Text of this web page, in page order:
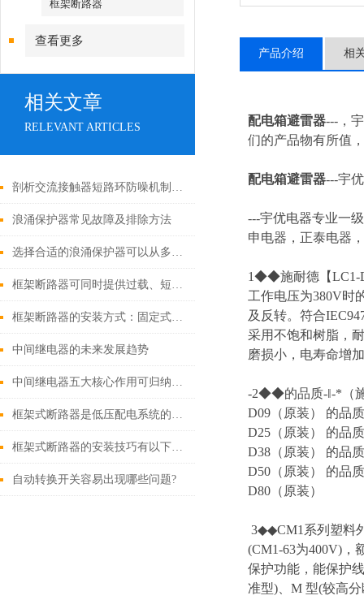
框架断路器
查看更多
相关文章
RELEVANT ARTICLES
剖析交流接触器短路环防噪机制与电气安全操作红线
浪涌保护器常见故障及排除方法
选择合适的浪涌保护器可以从多个角度探讨
框架断路器可同时提供过载、短路、漏电保护功能
框架断路器的安装方式：固定式，插入式，抽出式
中间继电器的未来发展趋势
中间继电器五大核心作用可归纳如下
框架式断路器是低压配电系统的核心保护设备
框架式断路器的安装技巧有以下这些
自动转换开关容易出现哪些问题?
产品介绍 相
配电箱避雷器---，
们的产品物有所值
配电箱避雷器---宇
---宇优电器专业一
申电器，正泰电器
1◆◆施耐德【LC1-
工作电压为380V时
及反转。符合
采用不饱和树脂，
磨损小，电寿命增
-2◆◆的品质-‖-*（
D09（原装） 的品
D25（原装） 的品
D38（原装） 的品
D50（原装） 的品
D80（原装）
3◆◆CM1系列塑料
(CM1-63为400V)，
保护功能，能保护
准型)、M 型(较高